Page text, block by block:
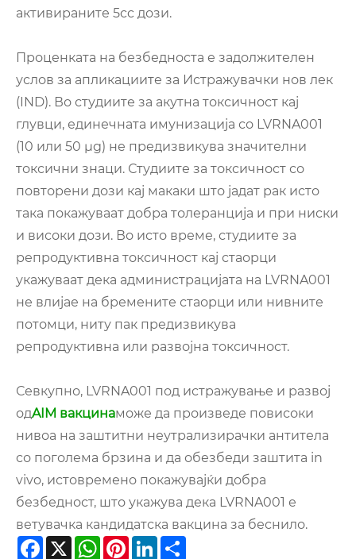
активираните 5cc дози.
Проценката на безбедноста е задолжителен
услов за апликациите за Истражувачки нов лек
(IND). Во студиите за акутна токсичност кај
глувци, единечната имунизација со LVRNA001
(10 или 50 μg) не предизвикува значителни
токсични знаци. Студиите за токсичност со
повторени дози кај макаки што јадат рак исто
така покажуваат добра толеранција и при ниски
и високи дози. Во исто време, студиите за
репродуктивна токсичност кај стаорци
укажуваат дека администрацијата на LVRNA001
не влијае на бремените стаорци или нивните
потомци, ниту пак предизвикува
репродуктивна или развојна токсичност.
Севкупно, LVRNA001 под истражување и развој
одAIM вакцинаможе да произведе повисоки
нивоа на заштитни неутрализирачки антитела
со поголема брзина и да обезбеди заштита in
vivo, истовремено покажувајќи добра
безбедност, што укажува дека LVRNA001 е
ветувачка кандидатска вакцина за беснило.
Facebook
X WhatsApp
Pinterest
LinkedIn